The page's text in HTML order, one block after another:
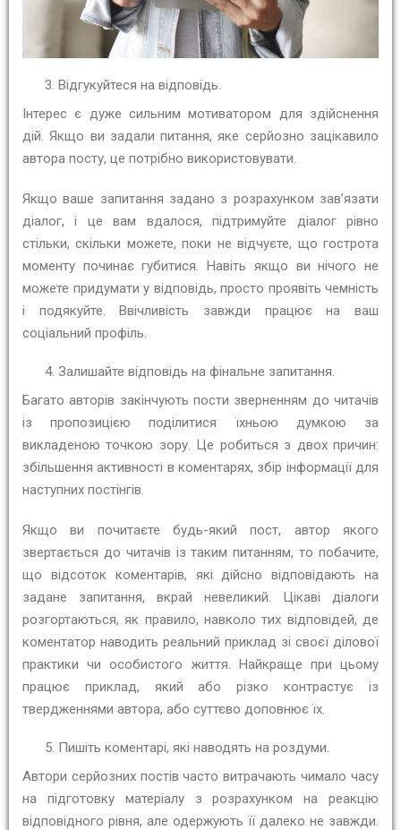
Відгукуйтеся на відповідь.
Інтерес є дуже сильним мотиватором для здійснення
дій. Якщо ви задали питання, яке серйозно зацікавило
автора посту, це потрібно використовувати.
Якщо ваше запитання задано з розрахунком зав’язати
діалог, і це вам вдалося, підтримуйте діалог рівно
стільки, скільки можете, поки не відчуєте, що гострота
моменту починає губитися. Навіть якщо ви нічого не
можете придумати у відповідь, просто проявіть чемність
і подякуйте. Ввічливість завжди працює на ваш
соціальний профіль.
Залишайте відповідь на фінальне запитання.
Багато авторів закінчують пости зверненням до читачів
із пропозицією поділитися їхньою думкою за
викладеною точкою зору. Це робиться з двох причин:
збільшення активності в коментарях, збір інформації для
наступних постінгів.
Якщо ви почитаєте будь-який пост, автор якого
звертається до читачів із таким питанням, то побачите,
що відсоток коментарів, які дійсно відповідають на
задане запитання, вкрай невеликий. Цікаві діалоги
розгортаються, як правило, навколо тих відповідей, де
коментатор наводить реальний приклад зі своєї ділової
практики чи особистого життя. Найкраще при цьому
працює приклад, який або різко контрастує із
твердженнями автора, або суттєво доповнює їх.
Пишіть коментарі, які наводять на роздуми.
Автори серйозних постів часто витрачають чимало часу
на підготовку матеріалу з розрахунком на реакцію
відповідного рівня, але одержують її далеко не завжди.